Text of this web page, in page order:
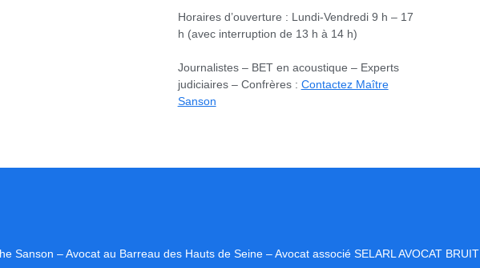
Horaires d’ouverture : Lundi-Vendredi 9 h – 17
h (avec interruption de 13 h à 14 h)
Journalistes – BET en acoustique – Experts
judiciaires – Confrères : Contactez Maître
Sanson
Sanson – Avocat au Barreau des Hauts de Seine – Avocat associé SELARL AVOCAT BRUIT